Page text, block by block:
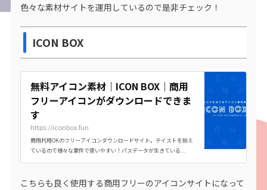
色々な素材サイトを運用しているので是非チェック！
ICON BOX
無料アイコン素材｜ICON BOX｜商用
フリーアイコンがダウンロードできま
す
https://iconbox.fun
商用利用OKのフリーアイコンダウンロードサイト。テイストを揃え
ているので様々な案件で使いやすい！パスデータが生きている...
こちらも良く使用する商用フリーのアイコンサイトになって